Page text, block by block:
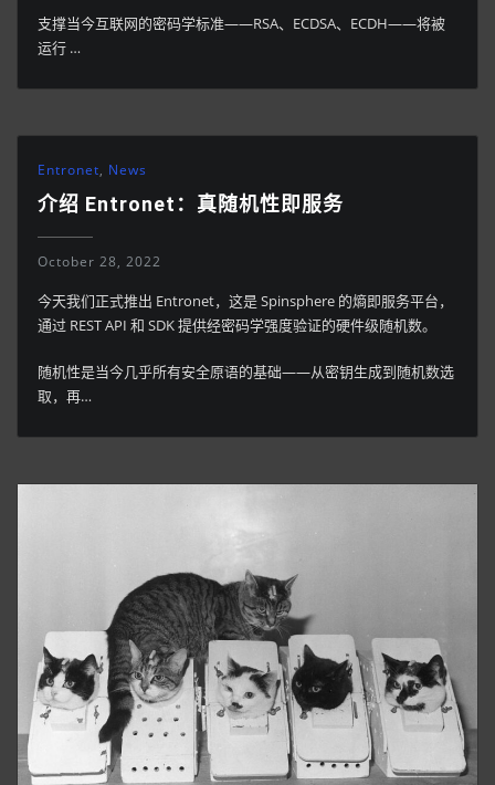
支撑当今互联网的密码学标准——RSA、ECDSA、ECDH——将被
运行 …
Entronet, News
介绍 Entronet：真随机性即服务
October 28, 2022
今天我们正式推出 Entronet，这是 Spinsphere 的熵即服务平台，
通过 REST API 和 SDK 提供经密码学强度验证的硬件级随机数。
随机性是当今几乎所有安全原语的基础——从密钥生成到随机数选
取，再…